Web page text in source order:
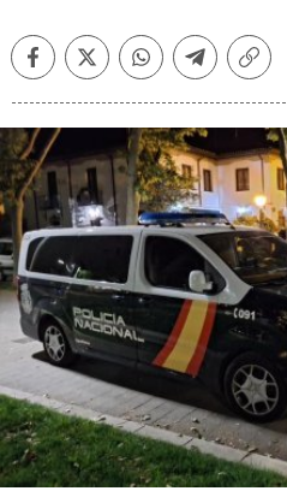
FacebookTwitterWhatsappTelegram